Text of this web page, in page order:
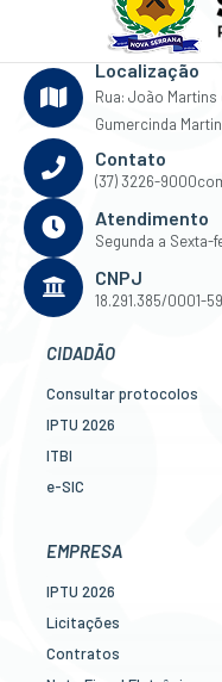
Localização
Rua: João Martins
Gumercinda
Contato
(37) 3226-9000
Atendimento
Segunda a Sexta-
CNPJ
18.291.385/0001-59
CIDADÃO
Consultar protocolos
IPTU 2026
ITBI
e-SIC
Legislação
EMPRESA
IPTU 2026
Licitações
Contratos